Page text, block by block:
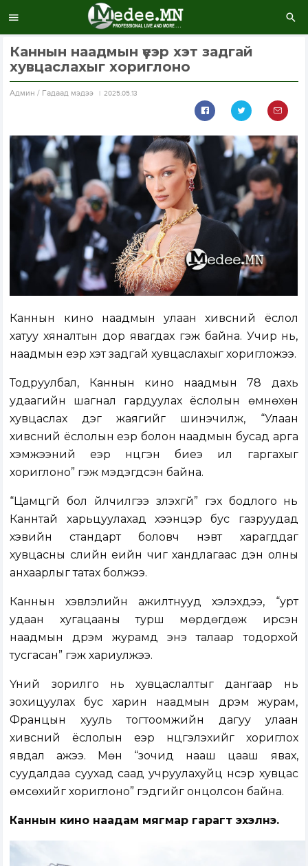
Каннын наадмын үеэр хэт задгай
хувцаслахыг хориглоно
Aдмин / Гадаад мэдээ 2025.05.13
Каннын кино наадмын улаан хивсний ёслол
хатуу хяналтын дор явагдах гэж байна. Учир нь,
наадмын үеэр хэт задгай хувцаслахыг хоригложээ.
Тодруулбал, Каннын кино наадмын 78 дахь
удаагийн шагнал гардуулах ёслолын өмнөхөн
хувцаслах дэг жаягийг шинэчилж, “Улаан
хивсний ёслолын үеэр болон наадмын бусад арга
хэмжээний үеэр нүцгэн биеэ ил гаргахыг
хориглоно” гэж мэдэгдсэн байна.
“Цамцгүй бол үйлчилгээ үзүүлэхгүй” гэх бодлого нь
Каннтай харьцуулахад хээнцэр бус газруудад
хэвийн стандарт боловч нэвт харагддаг
хувцасны сүүлийн үеийн чиг хандлагаас үүдэн олны
анхаарлыг татах болжээ.
Каннын хэвлэлийн ажилтнууд хэлэхдээ, “урт
удаан хугацааны турш мөрдөгдөж ирсэн
наадмын дүрэм журамд энэ талаар тодорхой
тусгасан” гэж хариулжээ.
Үүний зорилго нь хувцаслалтыг дангаар нь
зохицуулах бус харин наадмын дүрэм журам,
Францын хууль тогтоомжийн дагуу улаан
хивсний ёслолын үеэр нүцгэлэхийг хориглох
явдал ажээ. Мөн “зочид нааш цааш явах,
суудалдаа суухад саад учруулахуйц нүсэр хувцас
өмсөхийг хориглоно” гэдгийг онцолсон байна.
Каннын кино наадам мягмар гарагт эхэлнэ.